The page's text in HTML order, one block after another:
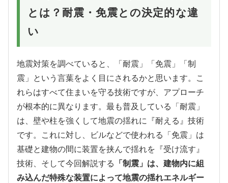
とは？耐震・免震との決定的な違
い
地震対策を調べていると、「耐震」「免震」「制
震」という言葉をよく目にされるかと思います。こ
れらはすべて住まいを守る技術ですが、アプローチ
が根本的に異なります。最も普及している「耐震」
は、壁や柱を強くして地震の揺れに『耐える』技術
です。これに対し、ビルなどで使われる「免震」は
基礎と建物の間に装置を挟んで揺れを『受け流す』
技術、そして今回解説する
「制震」は、建物内に組
み込んだ特殊な装置によって地震の揺れエネルギー